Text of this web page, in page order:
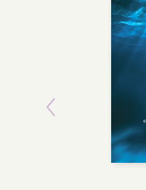
Previous